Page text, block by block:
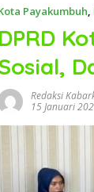
Payakumbuh,
DPRD
Redaksi
15 Januari